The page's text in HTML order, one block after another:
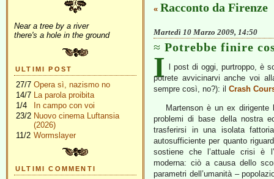
Near a tree by a river
there's a hole in the ground
ULTIMI POST
27/7 Opera sì, nazismo no
14/7 La parola proibita
1/4
In campo con voi
23/2 Nuovo cinema Luftansia
(2026)
11/2 Wormslayer
ULTIMI COMMENTI
« Racconto da Firenze
Martedì 10 Marzo 2009, 14:50
Potrebbe finire
I
l post di oggi, purtroppo, è
potrete avvicinarvi anche voi
sempre così, no?): il Crash
Martenson è un ex dirigente
problemi di base della nostra
trasferirsi in una isolata
autosufficiente per quanto
sostiene che l’attuale crisi è
moderna: ciò a causa dello
parametri dell’umanità –